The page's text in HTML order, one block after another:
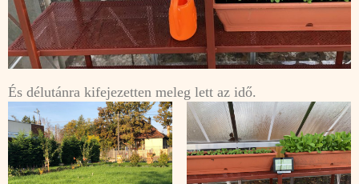
És délutánra kifejezetten meleg lett az idő.